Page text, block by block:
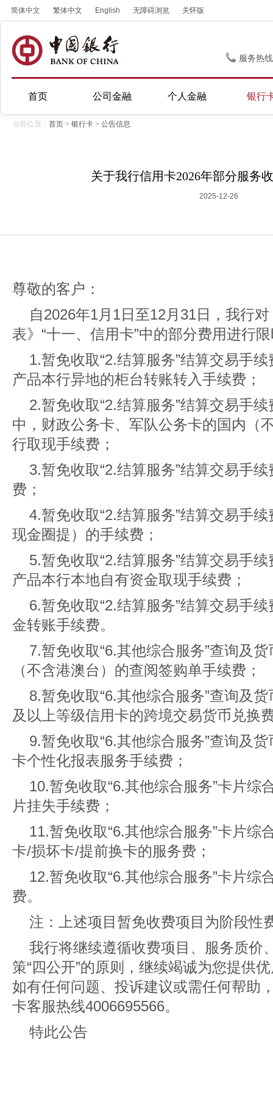
简体中文 繁体中文 English 无障碍浏览 关怀版
服务热
首页 公司金融 个人金融 银行
当前位置： 首页 > 银行卡 > 公告信息
关于我行信用卡2026年部分服务
2025-12-26
尊敬的客户：
自2026年1月1日至12月31日，我行
表》“十一、信用卡”中的部分费用进行
1.暂免收取“2.结算服务”结算交易手
产品本行异地的柜台转账转入手续费；
2.暂免收取“2.结算服务”结算交易手
中，财政公务卡、军队公务卡的国内（
行取现手续费；
3.暂免收取“2.结算服务”结算交易手
费；
4.暂免收取“2.结算服务”结算交易手
现金圈提）的手续费；
5.暂免收取“2.结算服务”结算交易手
产品本行本地自有资金取现手续费；
6.暂免收取“2.结算服务”结算交易手
金转账手续费。
7.暂免收取“6.其他综合服务”查询及
（不含港澳台）的查阅签购单手续费；
8.暂免收取“6.其他综合服务”查询及
及以上等级信用卡的跨境交易货币兑换
9.暂免收取“6.其他综合服务”查询及
卡个性化报表服务手续费；
10.暂免收取“6.其他综合服务”卡片综
片挂失手续费；
11.暂免收取“6.其他综合服务”卡片综
卡/损坏卡/提前换卡的服务费；
12.暂免收取“6.其他综合服务”卡片综
费。
注：上述项目暂免收费项目为阶段性
我行将继续遵循收费项目、服务质价
策“四公开”的原则，继续竭诚为您提供
如有任何问题、投诉建议或需任何帮助
卡客服热线4006695566。
特此公告